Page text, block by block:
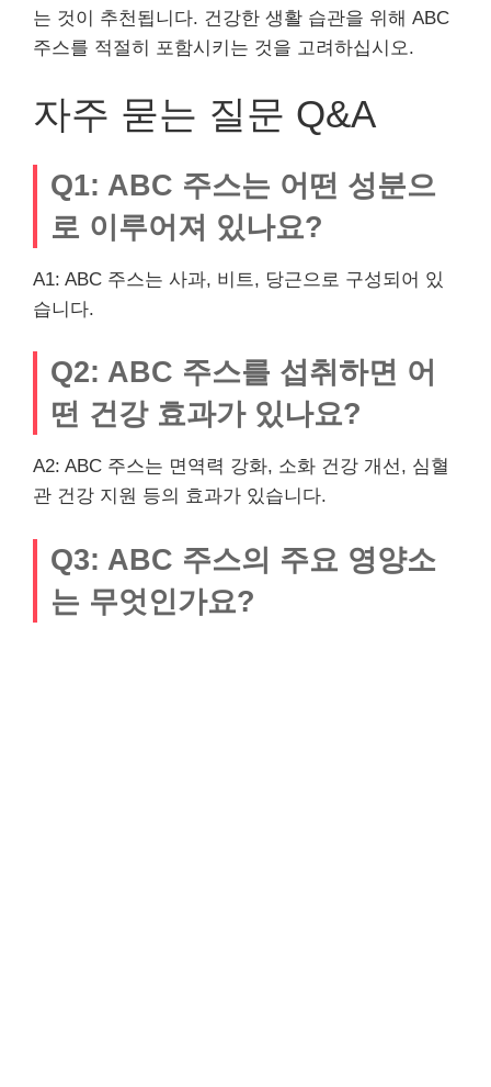
는 것이 추천됩니다. 건강한 생활 습관을 위해 ABC
주스를 적절히 포함시키는 것을 고려하십시오.
자주 묻는 질문 Q&A
Q1: ABC 주스는 어떤 성분으
로 이루어져 있나요?
A1: ABC 주스는 사과, 비트, 당근으로 구성되어 있
습니다.
Q2: ABC 주스를 섭취하면 어
떤 건강 효과가 있나요?
A2: ABC 주스는 면역력 강화, 소화 건강 개선, 심혈
관 건강 지원 등의 효과가 있습니다.
Q3: ABC 주스의 주요 영양소
는 무엇인가요?